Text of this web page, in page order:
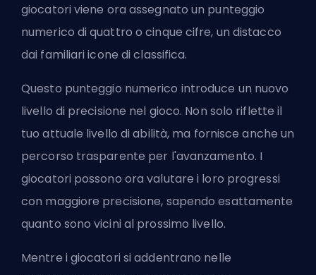
giocatori viene ora assegnato un punteggio
numerico di quattro o cinque cifre, un distacco
dai familiari icone di classifica.
Questo punteggio numerico introduce un nuovo
livello di precisione nel gioco. Non solo riflette il
tuo attuale livello di abilità, ma fornisce anche un
percorso trasparente per l'avanzamento. I
giocatori possono ora valutare i loro progressi
con maggiore precisione, sapendo esattamente
quanto sono vicini al prossimo livello.
Mentre i giocatori si addentrano nelle